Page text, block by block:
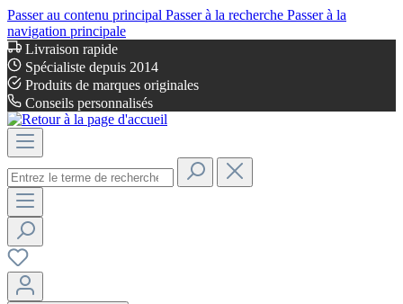
Passer au contenu principal Passer à la recherche Passer à la
navigation principale
Livraison rapide
Spécialiste depuis 2014
Produits de marques originales
Conseils personnalisés